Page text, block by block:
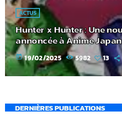
ACTUS
Hunter x Hunter : Une
annoncée à Anime
today 19/02/2025 5982 13
DERNIÈRES PUBLICATIONS